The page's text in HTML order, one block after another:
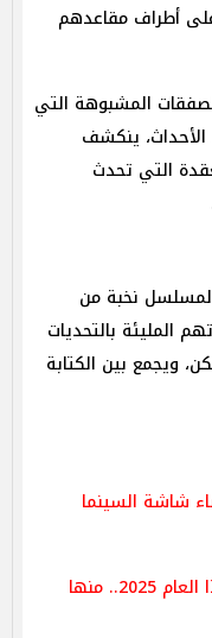
أطراف مقاعدهم
المشبوهة التي
ينكشف
التي تحدث
نخبة من
المليئة بالتحديات
ويجمع بين الكتابة
شاشة السينما
خروج مسلسلات من مارثون رمضان لهذا العام 2025.. منها